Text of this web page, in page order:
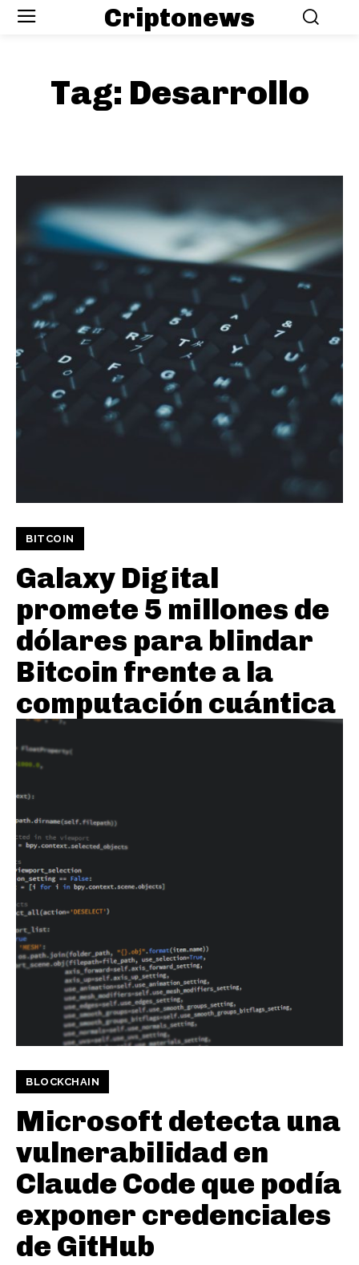
Criptonews
Tag: Desarrollo
BITCOIN
Galaxy Digital
promete 5 millones de
dólares para blindar
Bitcoin frente a la
computación cuántica
BLOCKCHAIN
Microsoft detecta una
vulnerabilidad en
Claude Code que podía
exponer credenciales
de GitHub